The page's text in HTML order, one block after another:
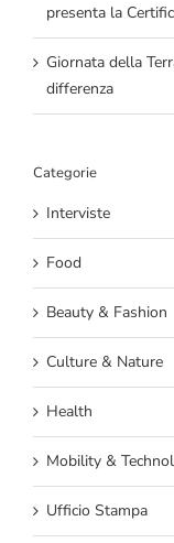
presenta la
Giornata della
differenza
Categorie
Interviste
Food
Beauty & Fashion
Culture & Nature
Health
Mobility &
Ufficio Stampa